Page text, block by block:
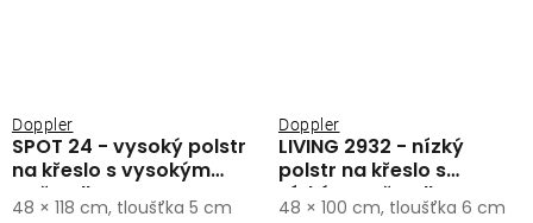
SPOT 24 - vysoký polstr
na křeslo s vysokým
opěradlem
Doppler
48 × 118 cm, tloušťka 5 cm
LIVING 2932 - nízký
polstr na křeslo s
nízkým opěradlem
Doppler
48 × 100 cm, tloušťka 6 cm